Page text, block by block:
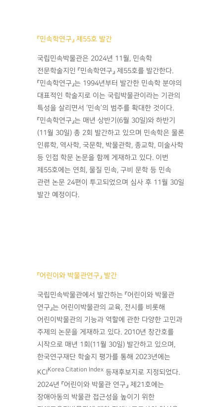
『민속학연구』 제55호 발간
국립민속박물관은 2024년 11월, 민속학
전문학술지인 『민속학연구』 제55호를 발간한다.
『민속학연구』는 1994년부터 발간한 민속학 분야의
대표적인 학술지로 이는 국립박물관이라는 기관의
특성을 살리면서 ‘민속’의 범주를 확대한 것이다.
『민속학연구』는 매년 상반기(6월 30일)와 하반기
(11월 30일) 총 2회 발간하고 있으며 민속학은 물론
인류학, 역사학, 국문학, 박물관학, 종교학, 미술사학
등 인접 학문 논문을 함께 게재하고 있다. 이번
제55호에는 연희, 물질 민속, 구비 문학 등 민속
관련 논문 24편이 투고되었으며 심사 후 11월 30일
발간 예정이다.
『어린이와 박물관연구』 발간
국립민속박물관에서 발간하는 『어린이와 박물관
연구』는 어린이박물관의 교육, 전시를 비롯해
어린이박물관의 기능과 역할에 관한 다양한 고민과
주제의 논문을 게재하고 있다. 2010년 창간호를
시작으로 매년 1회(11월 30일) 발간하고 있으며,
한국연구재단 학술지 평가를 통해 2023년에는
KCIKorea Citation Index 등재후보지로 지정되었다.
2024년 『어린이와 박물관 연구』 제21호에는
장애아동의 박물관 접근성을 높이기 위한